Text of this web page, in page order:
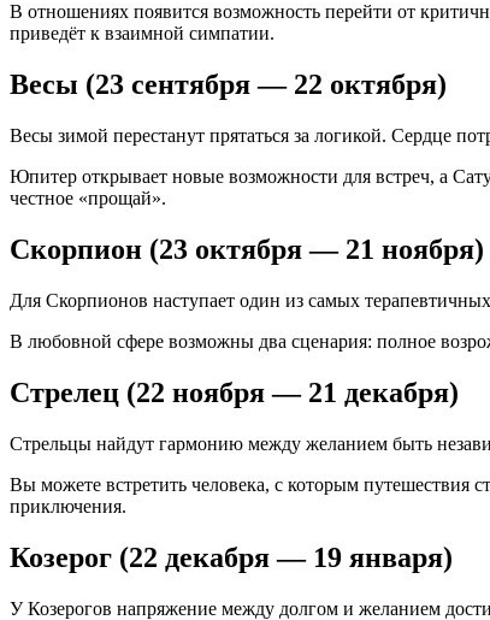
В отношениях появится возможность перейти от
приведёт к взаимной симпатии.
Весы (23 сентября — 22 октября)
Весы зимой перестанут прятаться за логикой. Сердце
Юпитер открывает новые возможности для встреч, а
честное «прощай».
Скорпион (23 октября — 21 ноября)
Для Скорпионов наступает один из самых
В любовной сфере возможны два сценария: полное
Стрелец (22 ноября — 21 декабря)
Стрельцы найдут гармонию между желанием быть
Вы можете встретить человека, с которым путешествия
приключения.
Козерог (22 декабря — 19 января)
У Козерогов напряжение между долгом и желанием